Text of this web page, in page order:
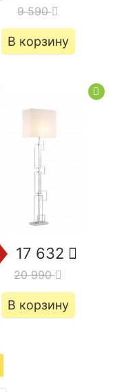
9 590
В корзину
17 632
20 990
В корзину